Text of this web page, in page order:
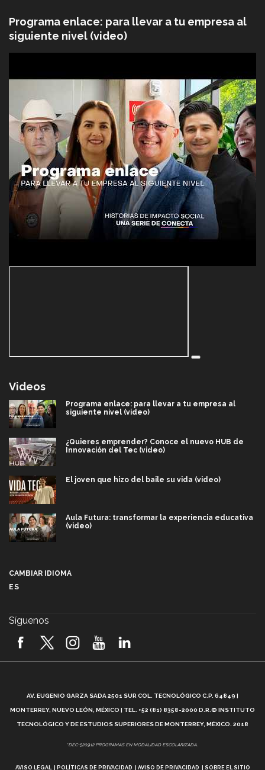
Programa enlace: para llevar a tu empresa al
siguiente nivel (video)
Videos
Programa enlace: para llevar a tu empresa al
siguiente nivel (video)
¿Quieres emprender? Conoce el nuevo HUB de
Innovación del Tec (video)
El joven que hizo del baile su vida (video)
Aula Futura: transformar la experiencia educativa
(video)
2026! (video)
¿Cómo es el Modelo Educativo Tec? (video)
Vida Tec: Feminismo e Inteligencia Artificial, Paola
CAMBIAR IDIOMA
ES
Síguenos
AV. EUGENIO GARZA SADA 2501 SUR COL. TECNOLÓGICO C.P. 64849 |
MONTERREY, NUEVO LEÓN, MÉXICO | TEL. +52 (81) 8358-2000 D.R.© INSTITUTO
TECNOLÓGICO Y DE ESTUDIOS SUPERIORES DE MONTERREY, MÉXICO. 2018
*DEC-520912 PROGRAMAS EN MODALIDAD ESCOLARIZADA.
AVISO LEGAL POLÍTICAS DE PRIVACIDAD AVISO DE PRIVACIDAD SOBRE EL SITIO